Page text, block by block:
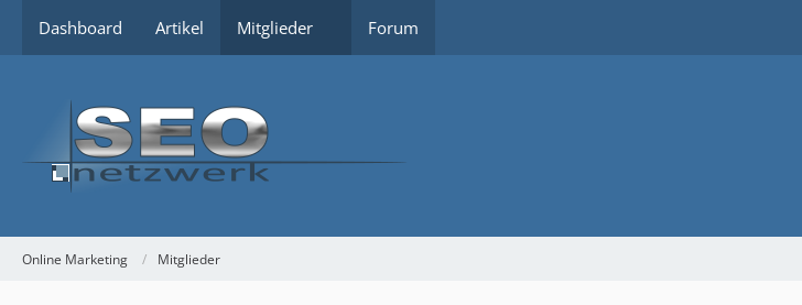
Dashboard Artikel Mitglieder Forum
Online Marketing Mitglieder